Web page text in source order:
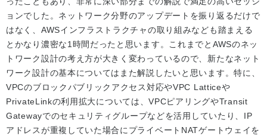
ョンでした。ネットワーク分野のアップデートを振り返るだけで
はなく、AWSインフラストラクチャの取り組みなども踏まえる
とかなり濃密な1時間だったと思います。これまでとAWSのネッ
トワーク設計の考え方が大きく変わっているので、新たなネット
ワーク設計の基本についてはまた解説したいと思います。特に、
VPCのブロックパブリックアクセス対応やVPC Latticeや
PrivateLinkの利用拡大については、VPCピアリングやTransit
Gatewayでのセキュリティグループなどを活用していたり、IP
アドレスが重複していた場合にプライベートNATゲートウェイを